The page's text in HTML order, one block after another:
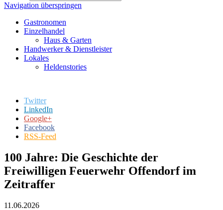
Navigation überspringen
Gastronomen
Einzelhandel
Haus & Garten
Handwerker & Dienstleister
Lokales
Heldenstories
Twitter
LinkedIn
Google+
Facebook
RSS-Feed
100 Jahre: Die Geschichte der
Freiwilligen Feuerwehr Offendorf im
Zeitraffer
11.06.2026